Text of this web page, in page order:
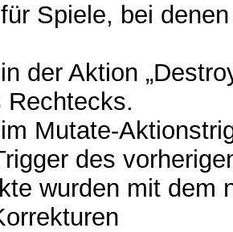
Spiele, bei
der Aktion
Rechtecks.
Mutate-
des
wurden mit dem